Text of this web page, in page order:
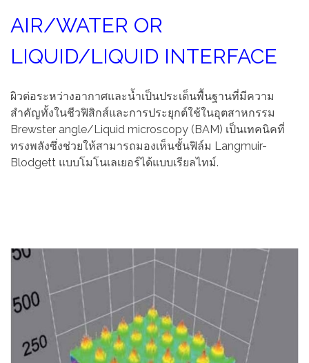
AIR/WATER OR
LIQUID/LIQUID INTERFACE
ผิวต่อระหว่างอากาศและน้ำเป็นประเด็นพื้นฐานที่มีความ
สำคัญทั้งในชีวฟิสิกส์และการประยุกต์ใช้ในอุตสาหกรรม
Brewster angle/Liquid microscopy (BAM) เป็นเทคนิคที่
ทรงพลังซึ่งช่วยให้สามารถมองเห็นชั้นฟิล์ม Langmuir-
Blodgett แบบโมโนเลเยอร์ได้แบบเรียลไทม์.